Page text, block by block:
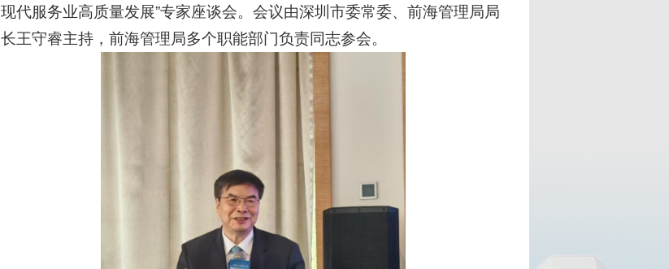
现代服务业高质量发展”专家座谈会。会议由深圳市委常委、前海管理局局
长王守睿主持，前海管理局多个职能部门负责同志参会。